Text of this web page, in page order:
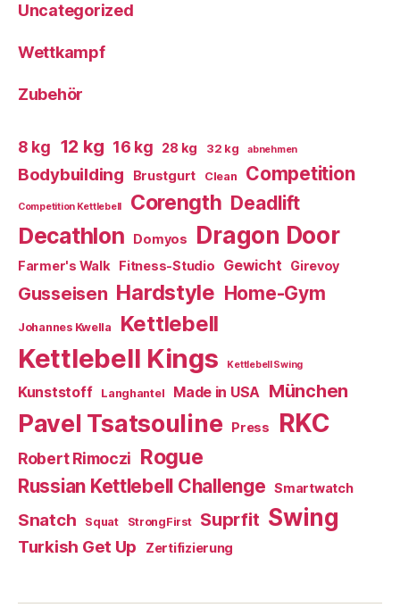
Uncategorized
Wettkampf
Zubehör
8 kg 12 kg 16 kg 28 kg 32 kg abnehmen
Bodybuilding Brustgurt Clean Competition
Competition Kettlebell Corength Deadlift
Decathlon Domyos Dragon Door
Farmer's Walk Fitness-Studio Gewicht Girevoy
Gusseisen Hardstyle Home-Gym
Johannes Kwella Kettlebell
Kettlebell Kings Kettlebell Swing
Kunststoff Langhantel Made in USA München
Pavel Tsatsouline Press RKC
Robert Rimoczi Rogue
Russian Kettlebell Challenge Smartwatch
Snatch Squat StrongFirst Suprfit Swing
Turkish Get Up Zertifizierung